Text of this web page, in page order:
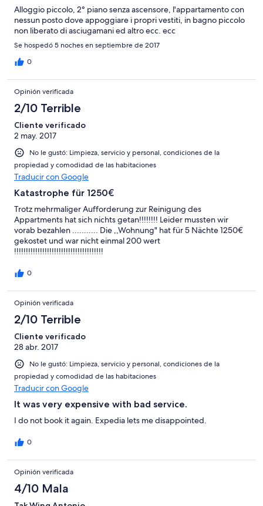
Alloggio piccolo, 2° piano senza ascensore, l'appartamento con
nessun posto dove appoggiare i propri vestiti, in bagno piccolo
non liberato di asciugamani ed altro ecc. ecc
Se hospedó 5 noches en septiembre de 2017
0
Opinión verificada
2/10 Terrible
Cliente verificado
2 may. 2017
No le gustó: Limpieza, servicio y personal, condiciones de la
propiedad y comodidad de las habitaciones
Traducir con Google
Katastrophe für 1250€
Trotz mehrmaliger Aufforderung zur Reinigung des
Appartments hat sich nichts getan!!!!!!!! Leider mussten wir
vorab bezahlen ........... Die ,,Wohnung" hat für 5 Nächte 1250€
gekostet und war nicht einmal 200 wert
!!!!!!!!!!!!!!!!!!!!!!!!!!!!!!!!!!!!!!
0
Opinión verificada
2/10 Terrible
Cliente verificado
28 abr. 2017
No le gustó: Limpieza, servicio y personal, condiciones de la
propiedad y comodidad de las habitaciones
Traducir con Google
It was very expensive with bad service.
I do not book it again. Expedia lets me disappointed.
0
Opinión verificada
4/10 Mala